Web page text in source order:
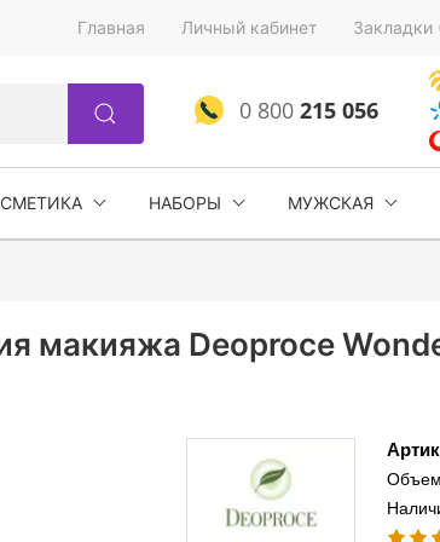
Главная Личный кабинет Закладки
0 800215 056
НАБОРЫ МУЖСКАЯ
макияжа Deoproce